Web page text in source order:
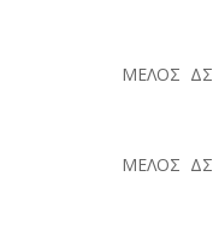
ΜΕΛΟΣ ΔΣ
ΜΕΛΟΣ ΔΣ